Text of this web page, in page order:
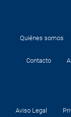
Quiénes somos
Contacto
Aviso Legal